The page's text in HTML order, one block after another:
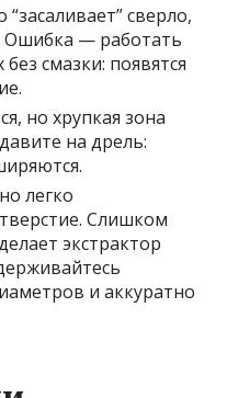
“засаливает” сверло,
Ошибка — работать
смазки: появятся
но хрупкая зона
на дрель:
легко
Слишком
экстрактор
и аккуратно